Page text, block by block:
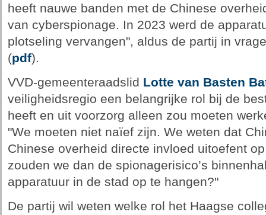
heeft nauwe banden met de Chinese
van cyberspionage. In 2023 werd de
plotseling vervangen", aldus de partij in
(pdf).
VVD-gemeenteraadslid Lotte van Basten
veiligheidsregio een belangrijke rol bij de
heeft en uit voorzorg alleen zou moeten
"We moeten niet naïef zijn. We weten dat
Chinese overheid directe invloed uitoefent
zouden we dan de spionagerisico’s
apparatuur in de stad op te hangen?"
De partij wil weten welke rol het Haagse